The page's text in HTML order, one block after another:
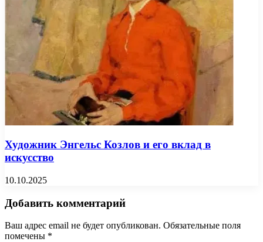
Художник Энгельс Козлов и его вклад в
искусство
10.10.2025
Добавить комментарий
Ваш адрес email не будет опубликован. Обязательные поля
помечены *